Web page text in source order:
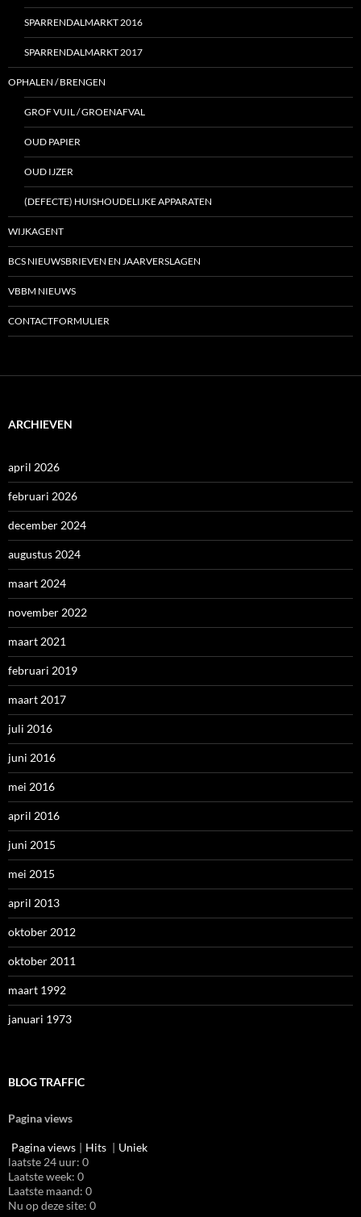
SPARRENDALMARKT 2016
SPARRENDALMARKT 2017
OPHALEN / BRENGEN
GROF VUIL / GROENAFVAL
OUD PAPIER
OUD IJZER
(DEFECTE) HUISHOUDELIJKE APPARATEN
WIJKAGENT
BCS NIEUWSBRIEVEN EN JAARVERSLAGEN
VBBM NIEUWS
CONTACTFORMULIER
ARCHIEVEN
april 2026
februari 2026
december 2024
augustus 2024
maart 2024
november 2022
maart 2021
februari 2019
maart 2017
juli 2016
juni 2016
mei 2016
april 2016
juni 2015
mei 2015
april 2013
oktober 2012
oktober 2011
maart 1992
januari 1973
BLOG TRAFFIC
Pagina views
Pagina views | Hits | Uniek
laatste 24 uur: 0
Laatste week: 0
Laatste maand: 0
Nu op deze site: 0